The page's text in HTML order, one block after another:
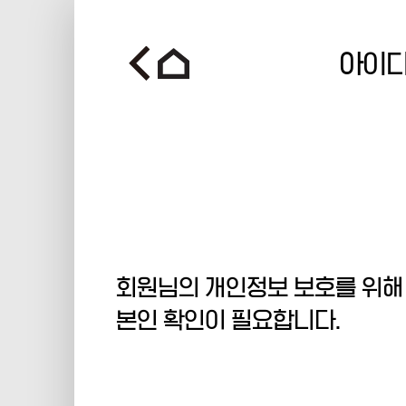
아이
회원님의 개인정보 보호를 위해
본인 확인이 필요합니다.